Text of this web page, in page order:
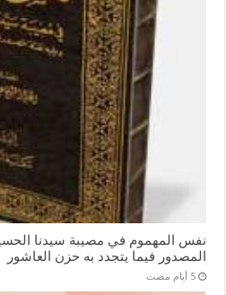
نفس المهموم في مصيبة سيدنا
المصدور فيما يتجدد به حزن العاشور
‏5 أيام مضت